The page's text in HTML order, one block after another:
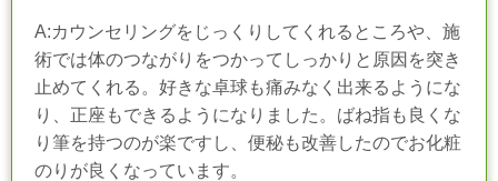
A:カウンセリングをじっくりしてくれるところや、施
術では体のつながりをつかってしっかりと原因を突き
止めてくれる。好きな卓球も痛みなく出来るようにな
り、正座もできるようになりました。ばね指も良くな
り筆を持つのが楽ですし、便秘も改善したのでお化粧
のりが良くなっています。